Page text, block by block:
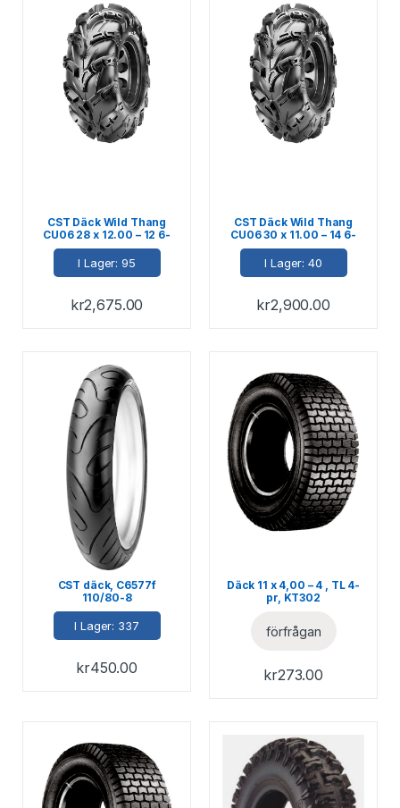
CST Däck Wild Thang
CU06 28 x 12.00 – 12 6-
Ply M+S E-märkt 78J
I Lager: 95
kr2,675.00
CST Däck Wild Thang
CU06 30 x 11.00 – 14 6-
Ply M+S E-märkt 79J
I Lager: 40
kr2,900.00
CST däck, C6577f
110/80-8
I Lager: 337
kr450.00
Däck 11 x 4,00 – 4 , TL 4-
pr, KT302
förfrågan
kr273.00